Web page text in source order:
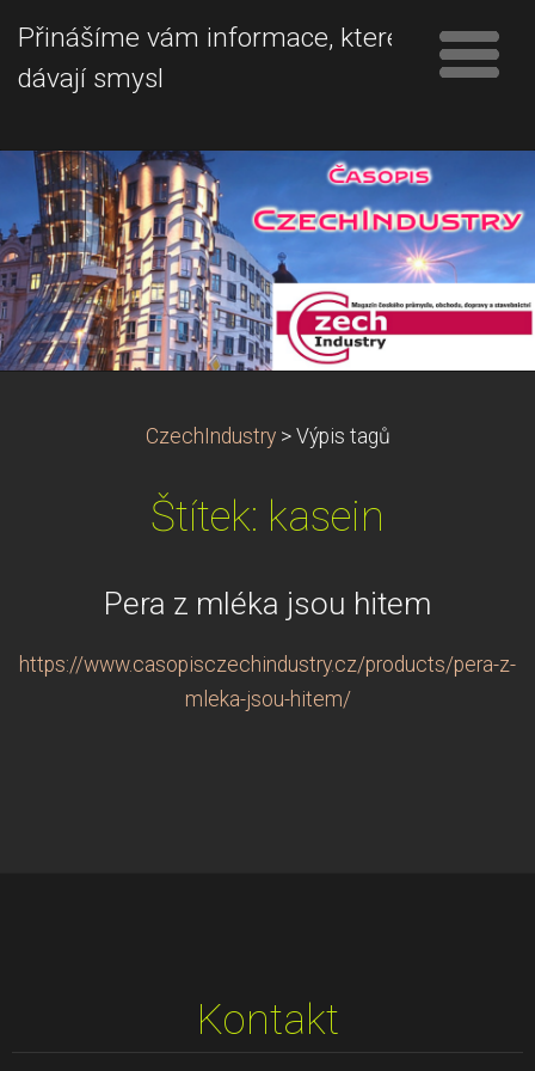
Přinášíme vám informace, které
dávají smysl
CzechIndustry > Výpis tagů
Štítek: kasein
Pera z mléka jsou hitem
https://www.casopisczechindustry.cz/products/pera-z-
mleka-jsou-hitem/
Kontakt